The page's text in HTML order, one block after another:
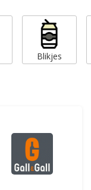
Blikjes